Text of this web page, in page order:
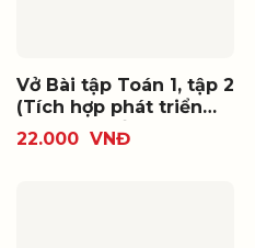
Vở Bài tập Toán 1, tập 2
(Tích hợp phát triển
năng lực số)
22.000 VNĐ